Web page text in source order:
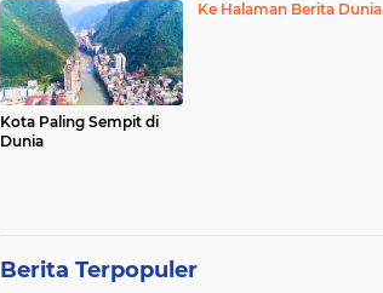
Kota Paling Sempit di
Dunia
Ke Halaman Berita Dunia
Berita Terpopuler